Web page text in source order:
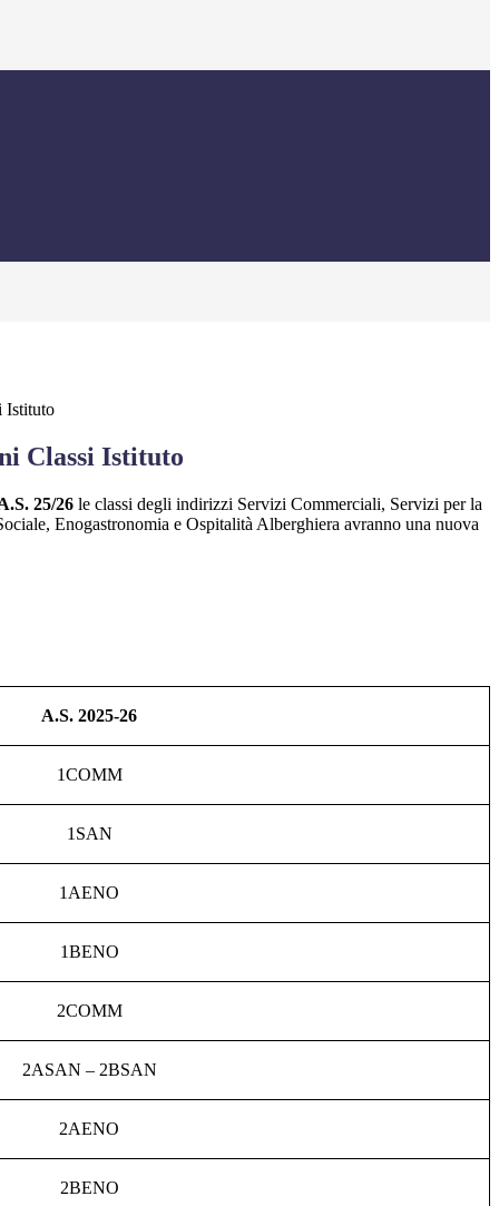
Istituto
Classi Istituto
25/26 le classi degli indirizzi Servizi Commerciali, Servizi per la
Enogastronomia e Ospitalità Alberghiera avranno una nuova
A.S. 2025-26
1COMM
1SAN
1AENO
1BENO
2COMM
2ASAN – 2BSAN
2AENO
2BENO